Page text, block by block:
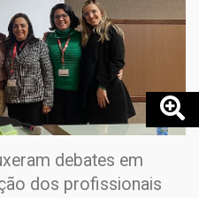
debates em
dos profissionais